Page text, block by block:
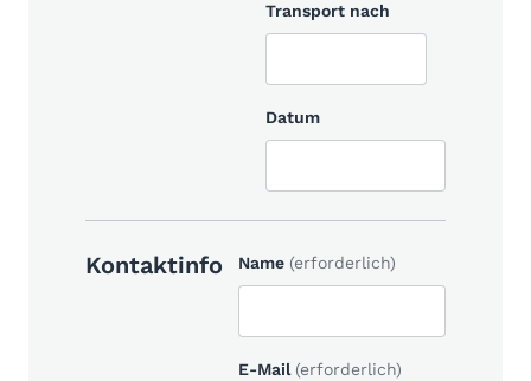
Transport nach
Datum
Kontaktinfo Name (erforderlich)
E-Mail (erforderlich)